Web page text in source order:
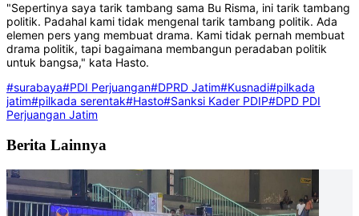
"Sepertinya saya tarik tambang sama Bu Risma, ini tarik tambang
politik. Padahal kami tidak mengenal tarik tambang politik. Ada
elemen pers yang membuat drama. Kami tidak pernah membuat
drama politik, tapi bagaimana membangun peradaban politik
untuk bangsa," kata Hasto.
#surabaya#PDI Perjuangan#DPRD Jatim#Kusnadi#pilkada
jatim#pilkada serentak#Hasto#Sanksi Kader PDIP#DPD PDI
Perjuangan Jatim
Berita Lainnya